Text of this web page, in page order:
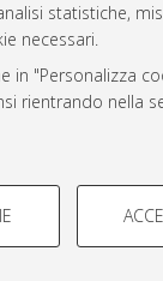
statistiche,
necessari.
"Personalizza
rientrando nella
e gestito da